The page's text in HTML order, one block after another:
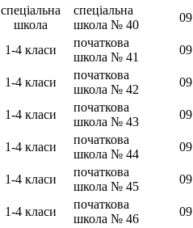
спеціальна
школа
спеціальна
школа № 40
1-4 класи
початкова
школа № 41
1-4 класи
початкова
школа № 42
1-4 класи
початкова
школа № 43
1-4 класи
початкова
школа № 44
1-4 класи
початкова
школа № 45
1-4 класи
початкова
школа № 46